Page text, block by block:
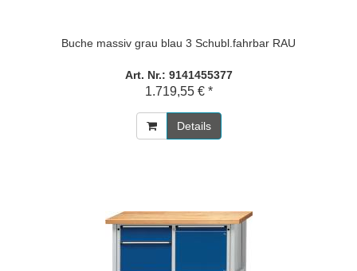
Buche massiv grau blau 3 Schubl.fahrbar RAU
Art. Nr.: 9141455377
1.719,55 € *
Details